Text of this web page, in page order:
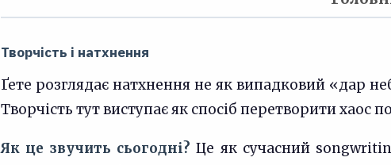
Творчість і натхнення
Ґете розглядає натхнення не як випадковий «дар
Творчість тут виступає як спосіб перетворити хаос
Як це звучить сьогодні? Це як сучасний